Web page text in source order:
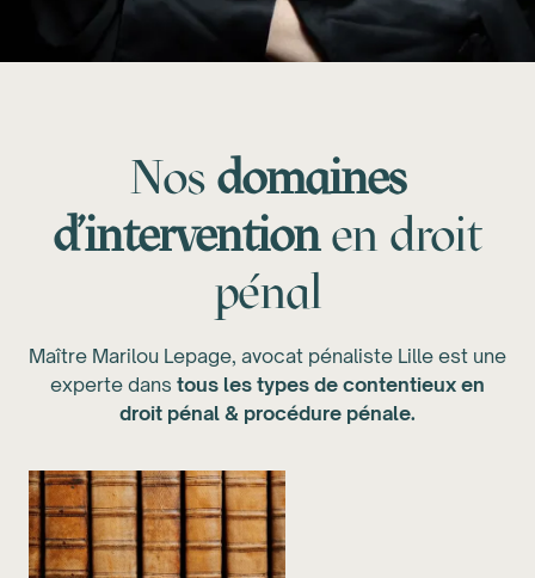
Nos domaines
d'interventionen droit
pénal
Maître Marilou Lepage, avocat pénaliste Lille est une
experte dans tous les types de contentieux en
droit pénal & procédure pénale.